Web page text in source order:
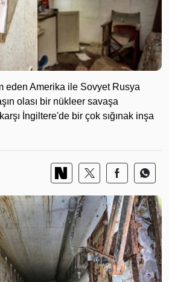
eden Amerika ile Sovyet Rusya
olası bir nükleer savaşa
İngiltere'de bir çok sığınak inşa